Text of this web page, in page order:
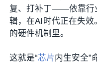
复、打补丁——依靠行
辑，在AI时代正在失
的硬件机制里。
这就是“芯片内生安全”